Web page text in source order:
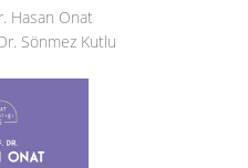
Hasan Onat
Sönmez Kutlu